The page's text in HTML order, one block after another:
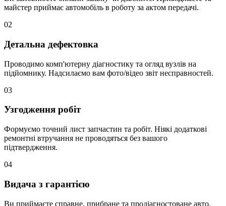
майстер приймає автомобіль в роботу за актом передачі.
02
Детальна дефектовка
Проводимо комп'ютерну діагностику та огляд вузлів на
підйомнику. Надсилаємо вам фото/відео звіт несправностей.
03
Узгодження робіт
Формуємо точний лист запчастин та робіт. Ніякі додаткові
ремонтні втручання не проводяться без вашого
підтвердження.
04
Видача з гарантією
Ви приймаєте справне, прибране та продіагностоване авто.